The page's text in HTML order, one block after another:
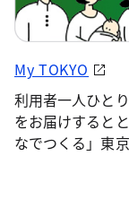
My TOKYO
利用者一人ひと
をお届けすると
なでつくる」東